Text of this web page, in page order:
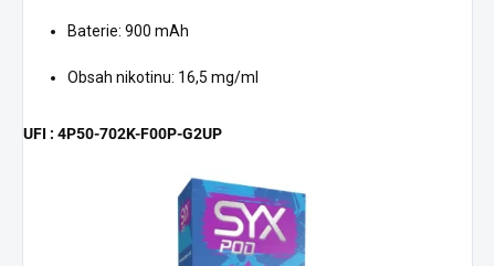
Baterie: 900 mAh
Obsah nikotinu: 16,5 mg/ml
UFI : 4P50-702K-F00P-G2UP